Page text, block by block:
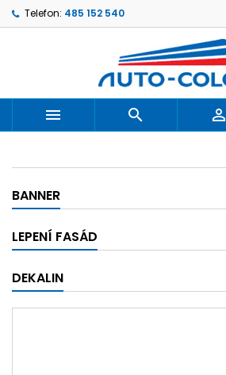
Telefon: 485 152 540
  
BANNER
LEPENÍ FASÁD
DEKALIN